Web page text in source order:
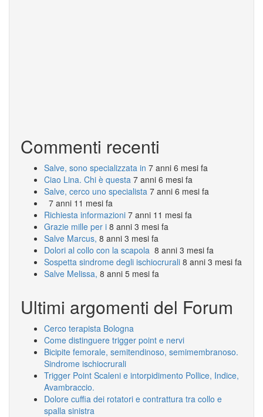
Commenti recenti
Salve, sono specializzata in 7 anni 6 mesi fa
Ciao Lina. Chi è questa 7 anni 6 mesi fa
Salve, cerco uno specialista 7 anni 6 mesi fa
7 anni 11 mesi fa
Richiesta informazioni 7 anni 11 mesi fa
Grazie mille per i 8 anni 3 mesi fa
Salve Marcus, 8 anni 3 mesi fa
Dolori al collo con la scapola 8 anni 3 mesi fa
Sospetta sindrome degli ischiocrurali 8 anni 3 mesi fa
Salve Melissa, 8 anni 5 mesi fa
Ultimi argomenti del Forum
Cerco terapista Bologna
Come distinguere trigger point e nervi
Bicipite femorale, semitendinoso, semimembranoso.
Sindrome ischiocrurali
Trigger Point Scaleni e intorpidimento Pollice, Indice,
Avambraccio.
Dolore cuffia dei rotatori e contrattura tra collo e
spalla sinistra